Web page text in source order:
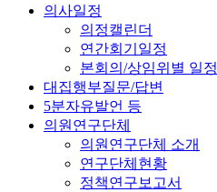
의사일정
의정캘린더
연간회기일정
본회의/상임위별 일정
대집행부질문/답변
5분자유발언 등
의원연구단체
의원연구단체 소개
연구단체현황
정책연구보고서